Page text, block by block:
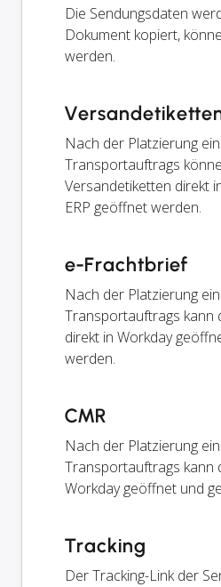
Die Sendungsdaten
Dokument kopiert,
werden.
Nach der Platzierung
Transportauftrags
Versandetiketten direkt
ERP geöffnet werden.
e-Frachtbrief
Nach der Platzierung
Transportauftrags kann
direkt in Workday
werden.
CMR
Nach der Platzierung
Transportauftrags kann
Workday geöffnet und
Tracking
Der Tracking-Link der